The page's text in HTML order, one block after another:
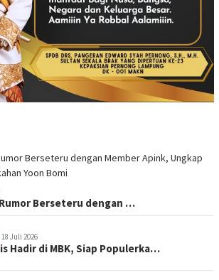
Berseteru dengan …
18 Juli 2026
Hadir di MBK, Siap Populerka…